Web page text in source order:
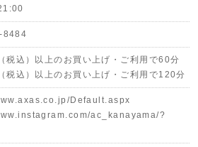
8484
税込）以上のお買い上げ・ご利用で60分
税込）以上のお買い上げ・ご利用で120分
Default.aspx
ac_kanayama/?